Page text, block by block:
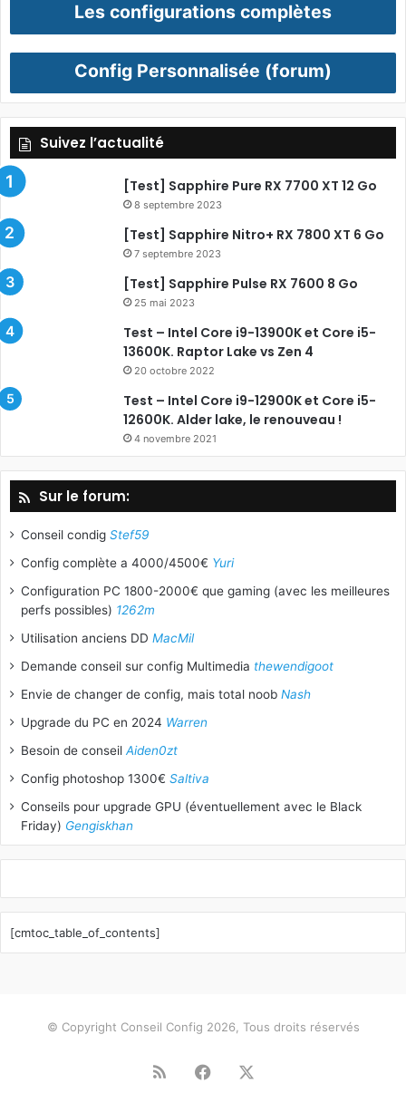
Les configurations complètes
Config Personnalisée (forum)
Suivez l’actualité
[Test] Sapphire Pure RX 7700 XT 12 Go
8 septembre 2023
[Test] Sapphire Nitro+ RX 7800 XT 6 Go
7 septembre 2023
[Test] Sapphire Pulse RX 7600 8 Go
25 mai 2023
Test – Intel Core i9-13900K et Core i5-
13600K. Raptor Lake vs Zen 4
20 octobre 2022
Test – Intel Core i9-12900K et Core i5-
12600K. Alder lake, le renouveau !
4 novembre 2021
Sur le forum:
Conseil condig Stef59
Config complète a 4000/4500€ Yuri
Configuration PC 1800-2000€ que gaming (avec les meilleures
perfs possibles) 1262m
Utilisation anciens DD MacMil
Demande conseil sur config Multimedia thewendigoot
Envie de changer de config, mais total noob Nash
Upgrade du PC en 2024 Warren
Besoin de conseil Aiden0zt
Config photoshop 1300€ Saltiva
Conseils pour upgrade GPU (éventuellement avec le Black
Friday) Gengiskhan
[cmtoc_table_of_contents]
© Copyright Conseil Config 2026, Tous droits réservés
RSS Facebook